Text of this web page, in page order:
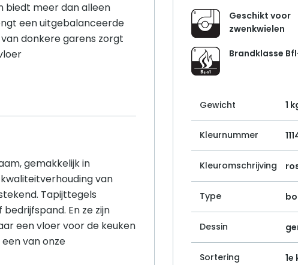
biedt meer dan alleen
een uitgebalanceerde
donkere garens zorgt
gemakkelijk in
van
Tapijttegels
En ze zijn
een vloer voor de keuken
van onze
Geschikt voor
zwenkwielen
Brandklasse
Gewicht 1
Kleurnummer
Kleuromschrijving
Type
Dessin
Sortering 1e